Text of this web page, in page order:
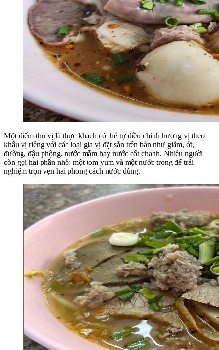
Một điểm thú vị là thực khách có thể tự điều chỉnh hương vị theo
khẩu vị riêng với các loại gia vị đặt sẵn trên bàn như giấm, ớt,
đường, đậu phộng, nước mắm hay nước cốt chanh. Nhiều người
còn gọi hai phần nhỏ: một tom yum và một nước trong để trải
nghiệm trọn vẹn hai phong cách nước dùng.